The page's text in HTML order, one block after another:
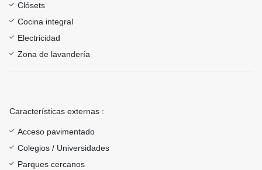
Clósets
Cocina integral
Electricidad
Zona de lavandería
Características externas :
Acceso pavimentado
Colegios / Universidades
Parques cercanos